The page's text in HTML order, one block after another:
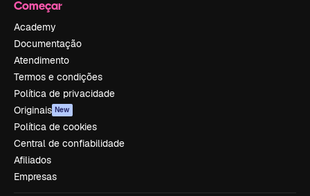
Começar
Academy
Documentação
Atendimento
Termos e condições
Política de privacidade
Originais New
Política de cookies
Central de confiabilidade
Afiliados
Empresas